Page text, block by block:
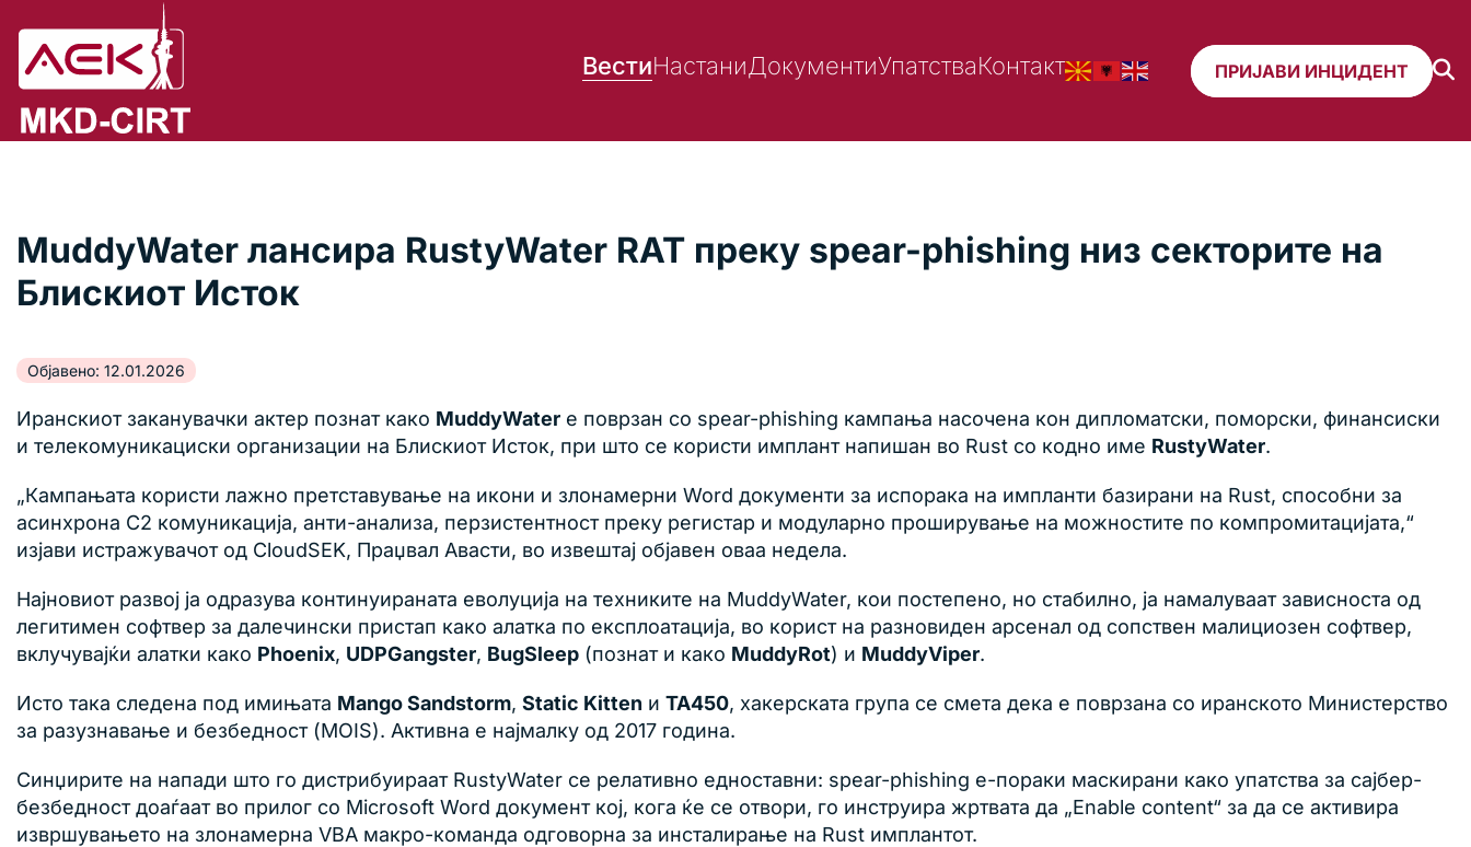
ВестиНастаниДокументиУпатстваКонтакт ПРИЈАВИ ИНЦИДЕНТ
MuddyWater лансира RustyWater RAT преку spear-phishing низ секторите на
Блискиот Исток
Објавено: 12.01.2026
Иранскиот заканувачки актер познат како MuddyWater е поврзан со spear-phishing кампања насочена кон дипломатски, поморски, финансиски
и телекомуникациски организации на Блискиот Исток, при што се користи имплант напишан во Rust со кодно име RustyWater.
„Кампањата користи лажно претставување на икони и злонамерни Word документи за испорака на импланти базирани на Rust, способни за
асинхрона C2 комуникација, анти-анализа, перзистентност преку регистар и модуларно проширување на можностите по компромитацијата,“
изјави истражувачот од CloudSEK, Праџвал Авасти, во извештај објавен оваа недела.
Најновиот развој ја одразува континуираната еволуција на техниките на MuddyWater, кои постепено, но стабилно, ја намалуваат зависноста од
легитимен софтвер за далечински пристап како алатка по експлоатација, во корист на разновиден арсенал од сопствен малициозен софтвер,
вклучувајќи алатки како Phoenix, UDPGangster, BugSleep (познат и како MuddyRot) и MuddyViper.
Исто така следена под имињата Mango Sandstorm, Static Kitten и TA450, хакерската група се смета дека е поврзана со иранското Министерство
за разузнавање и безбедност (MOIS). Активна е најмалку од 2017 година.
Синџирите на напади што го дистрибуираат RustyWater се релативно едноставни: spear-phishing е-пораки маскирани како упатства за сајбер-
безбедност доаѓаат во прилог со Microsoft Word документ кој, кога ќе се отвори, го инструира жртвата да „Enable content“ за да се активира
извршувањето на злонамерна VBA макро-команда одговорна за инсталирање на Rust имплантот.